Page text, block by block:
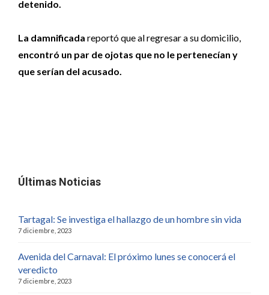
detenido.
La damnificada reportó que al regresar a su domicilio,
encontró un par de ojotas que no le pertenecían y
que serían del acusado.
Últimas Noticias
Tartagal: Se investiga el hallazgo de un hombre sin vida
7 diciembre, 2023
Avenida del Carnaval: El próximo lunes se conocerá el
veredicto
7 diciembre, 2023